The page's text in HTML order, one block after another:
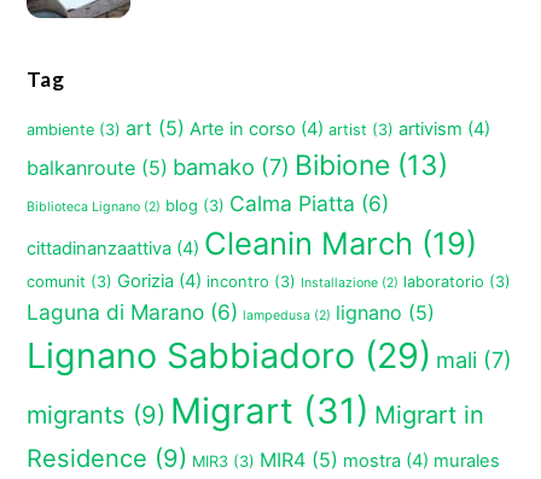
Tag
ambiente (3) art (5) Arte in corso (4) artist (3) artivism (4)
balkanroute (5) bamako (7) Bibione (13)
Biblioteca Lignano (2) blog (3) Calma Piatta (6)
cittadinanzaattiva (4) Cleanin March (19)
comunit (3) Gorizia (4) incontro (3) Installazione (2) laboratorio (3)
Laguna di Marano (6) lampedusa (2) lignano (5)
Lignano Sabbiadoro (29) mali (7)
migrants (9) Migrart (31) Migrart in
Residence (9) MIR3 (3) MIR4 (5) mostra (4) murales